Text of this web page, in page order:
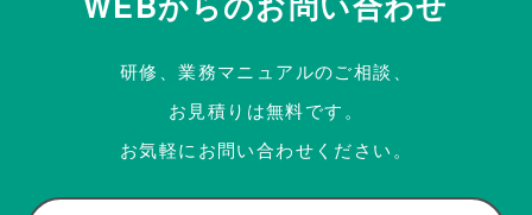
研修、業務マニュアルのご相談、
お見積りは無料です。
お気軽にお問い合わせください。